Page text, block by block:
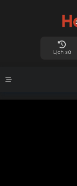
Lịch sử